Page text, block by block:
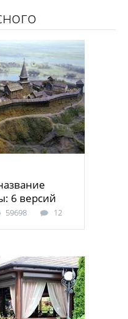
6 версий
59698 12